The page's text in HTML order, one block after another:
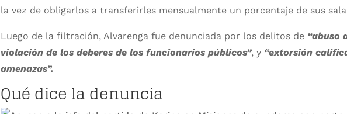
la vez de obligarlos a transferirles mensualmente un porcentaje de sus
Luego de la filtración, Alvarenga fue denunciada por los delitos de“abuso
violación de los deberes de los funcionarios públicos”, y“extorsión
amenazas”.
Qué dice la denuncia